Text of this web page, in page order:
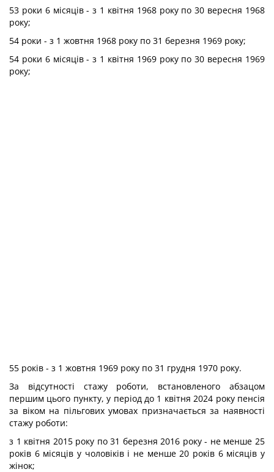
53 роки 6 місяців - з 1 квітня 1968 року по 30 вересня 1968
року;
54 роки - з 1 жовтня 1968 року по 31 березня 1969 року;
54 роки 6 місяців - з 1 квітня 1969 року по 30 вересня 1969
року;
55 років - з 1 жовтня 1969 року по 31 грудня 1970 року.
За відсутності стажу роботи, встановленого абзацом
першим цього пункту, у період до 1 квітня 2024 року пенсія
за віком на пільгових умовах призначається за наявності
стажу роботи:
з 1 квітня 2015 року по 31 березня 2016 року - не менше 25
років 6 місяців у чоловіків і не менше 20 років 6 місяців у
жінок;